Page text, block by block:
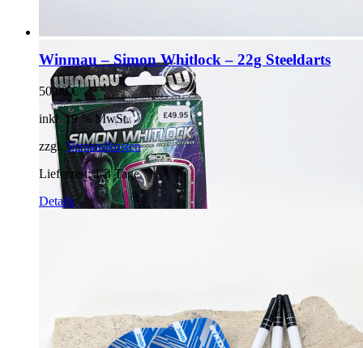
Winmau – Simon Whitlock – 22g Steeldarts
50,00€
inkl. 19 % MwSt.
zzgl. Versandkosten
Lieferzeit:1-3 Tage
Details